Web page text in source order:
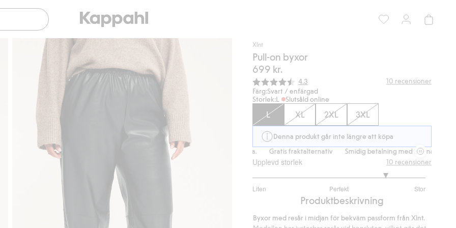
Xlnt
Pull-on byxor
699 kr.
Snittbetyg:
4.3 10 recensioner
Färg:Svart / enfärgad
Storlek:L Slutsåld online
L XL 2XL 3XL
Denna produkt går inte längre att köpa
Smidig betalning med Klarna. Gratis fraktalternativ Smidig betalning med Klarna. Gratis
Upplevd storlek
Liten Perfekt Stor
utav
9
10 recensioner
Produktbeskrivning
Byxor med resår i midjan för bekväm passform från Xlnt.